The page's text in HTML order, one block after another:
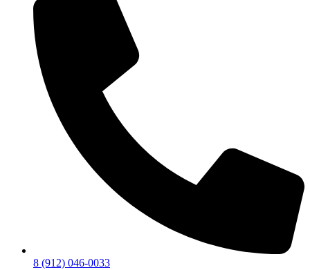
8 (912) 046-0033